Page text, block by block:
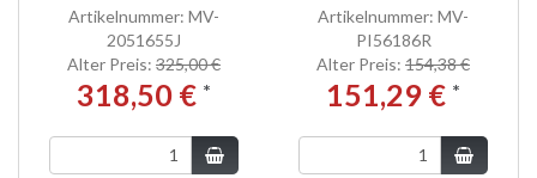
Artikelnummer: MV-
2051655J
Alter Preis: 325,00 €
318,50 € *
Artikelnummer: MV-
PI56186R
Alter Preis: 154,38 €
151,29 € *